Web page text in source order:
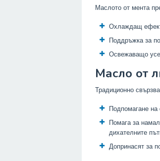
Маслото от мента
Охлаждащ
Поддръжка за
Освежаващо
Масло от
Традиционно
Подпомагане на
Помага за
дихателните
Допринасят за